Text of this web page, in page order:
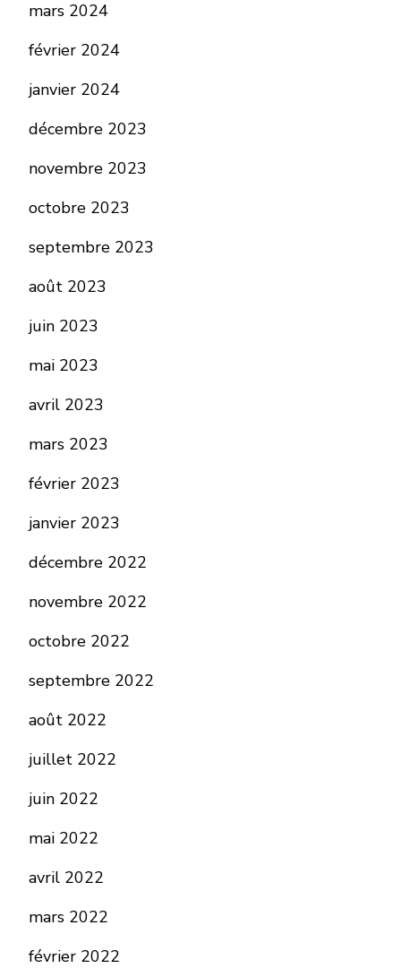
mars 2024
février 2024
janvier 2024
décembre 2023
novembre 2023
octobre 2023
septembre 2023
août 2023
juin 2023
mai 2023
avril 2023
mars 2023
février 2023
janvier 2023
décembre 2022
novembre 2022
octobre 2022
septembre 2022
août 2022
juillet 2022
juin 2022
mai 2022
avril 2022
mars 2022
février 2022